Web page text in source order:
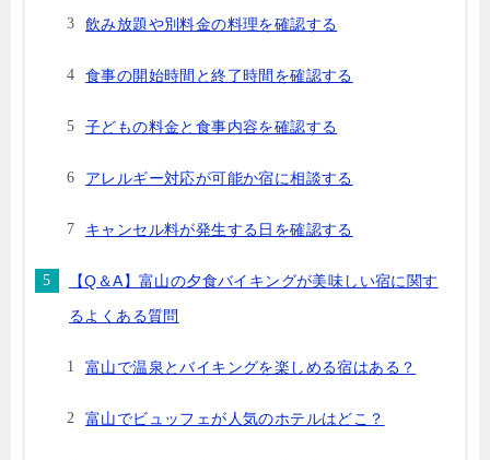
飲み放題や別料金の料理を確認する
食事の開始時間と終了時間を確認する
子どもの料金と食事内容を確認する
アレルギー対応が可能か宿に相談する
キャンセル料が発生する日を確認する
【Q＆A】富山の夕食バイキングが美味しい宿に関す
るよくある質問
富山で温泉とバイキングを楽しめる宿はある？
富山でビュッフェが人気のホテルはどこ？